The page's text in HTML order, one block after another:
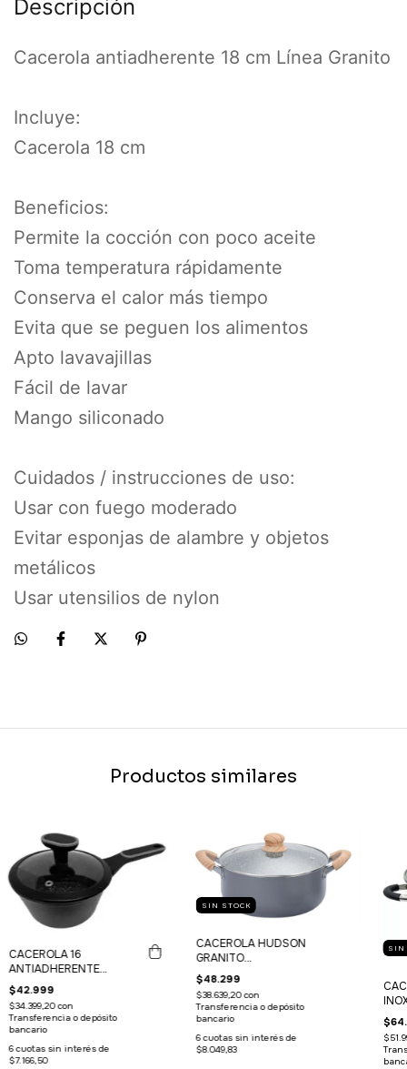
Descripción
Cacerola antiadherente 18 cm Línea Granito
Incluye:
Cacerola 18 cm
Beneficios:
Permite la cocción con poco aceite
Toma temperatura rápidamente
Conserva el calor más tiempo
Evita que se peguen los alimentos
Apto lavavajillas
Fácil de lavar
Mango siliconado
Cuidados / instrucciones de uso:
Usar con fuego moderado
Evitar esponjas de alambre y objetos
metálicos
Usar utensilios de nylon
Productos similares
CACEROLA 16
ANTIADHERENTE
CAROL GRANITO
NEGRO INDUCCION
$42.999
$34.399,20con
Transferencia o depósito
bancario
6 cuotas sin interés de
$7.166,50
SIN STOCK
CACEROLA HUDSON
GRANITO
ANTIADHERENTE 24
CM
$48.299
$38.639,20con
Transferencia o depósito
bancario
6 cuotas sin interés de
$8.049,83
SIN